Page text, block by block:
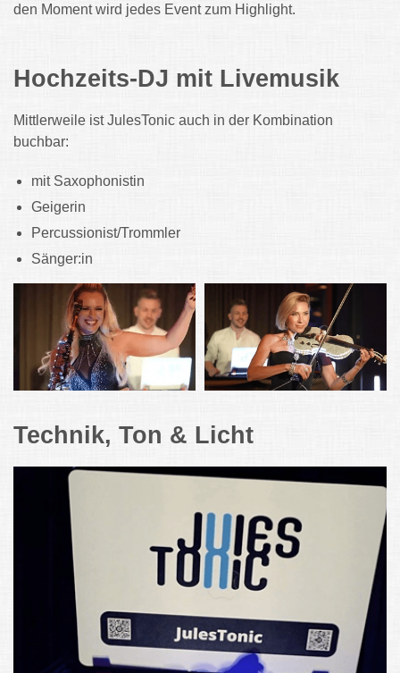
den Moment wird jedes Event zum Highlight.
Hochzeits-DJ mit Livemusik
Mittlerweile ist JulesTonic auch in der Kombination
buchbar:
mit Saxophonistin
Geigerin
Percussionist/Trommler
Sänger:in
Technik, Ton & Licht